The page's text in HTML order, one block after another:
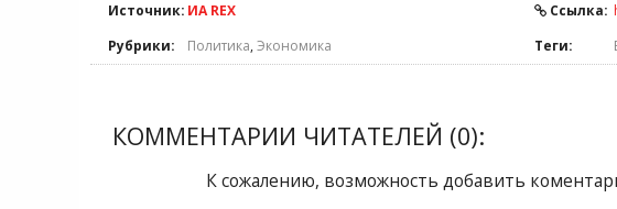
Источник: ИА REX Ссылка:
Рубрики:
Политика, Экономика Теги:
КОММЕНТАРИИ ЧИТАТЕЛЕЙ (0):
К сожалению, возможность добавить